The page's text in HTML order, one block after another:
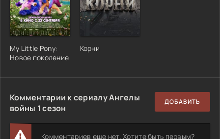
My Little Pony:
Новое поколение
Корни
Комментарии к сериалу Ангелы
войны 1 сезон
ДОБАВИТЬ
Комментариев еще нет. Хотите быть первым?